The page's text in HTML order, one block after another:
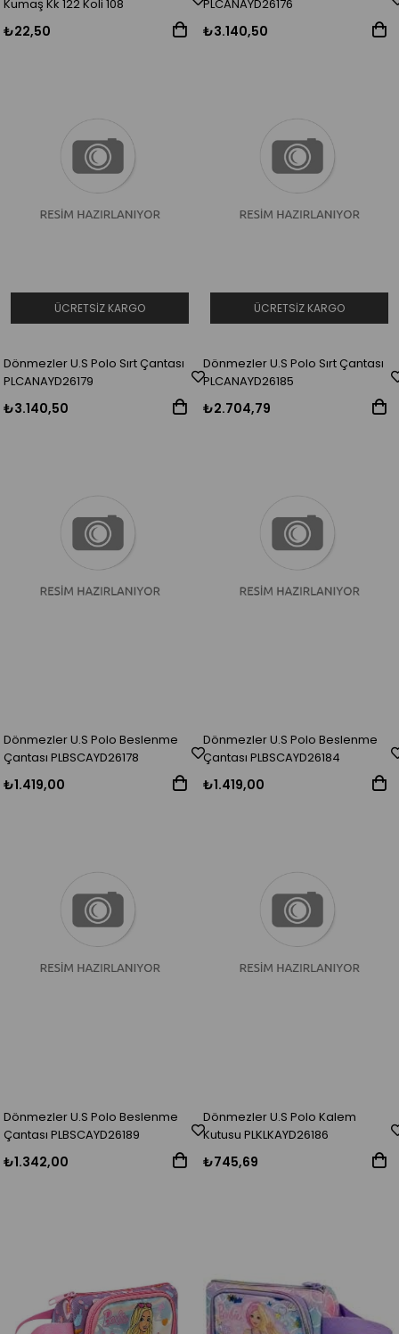
Kumaş Kk 122 Koli 108
₺22,50
PLCANAYD26176
₺3.140,50
Dönmezler U.S Polo Sırt Çantası
PLCANAYD26179
₺3.140,50
ÜCRETSIZ KARGO
Dönmezler U.S Polo Sırt Çantası
PLCANAYD26185
₺2.704,79
ÜCRETSIZ KARGO
Dönmezler U.S Polo Beslenme
Çantası PLBSCAYD26178
₺1.419,00
Dönmezler U.S Polo Beslenme
Çantası PLBSCAYD26184
₺1.419,00
Dönmezler U.S Polo Beslenme
Çantası PLBSCAYD26189
₺1.342,00
Dönmezler U.S Polo Kalem
Kutusu PLKLKAYD26186
₺745,69